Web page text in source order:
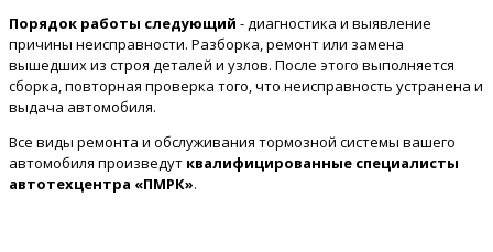
Порядок работы следующий - диагностика и выявление
причины неисправности. Разборка, ремонт или замена
вышедших из строя деталей и узлов. После этого выполняется
сборка, повторная проверка того, что неисправность устранена и
выдача автомобиля.
Все виды ремонта и обслуживания тормозной системы вашего
автомобиля произведут квалифицированные специалисты
автотехцентра «ПМРК».